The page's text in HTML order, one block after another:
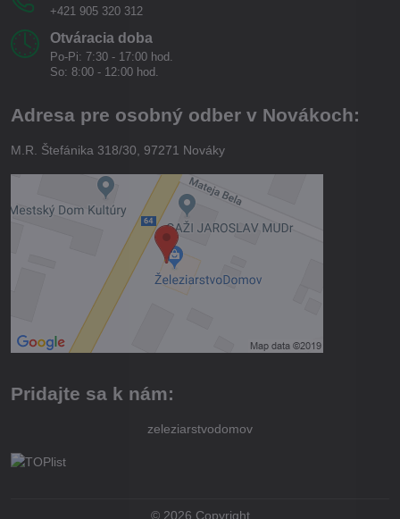
+421 905 320 312
Otváracia doba
Po-Pi: 7:30 - 17:00 hod.
So: 8:00 - 12:00 hod.
Adresa pre osobný odber v Novákoch:
M.R. Štefánika 318/30, 97271 Nováky
Pridajte sa k nám:
zeleziarstvodomov
© 2026 Copyright